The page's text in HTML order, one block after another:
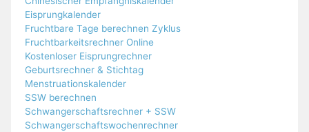
Eisprungkalender
Fruchtbare Tage berechnen Zyklus
Fruchtbarkeitsrechner Online
Kostenloser Eisprungrechner
Geburtsrechner & Stichtag
Menstruationskalender
SSW berechnen
Schwangerschaftsrechner + SSW
Schwangerschaftswochenrechner